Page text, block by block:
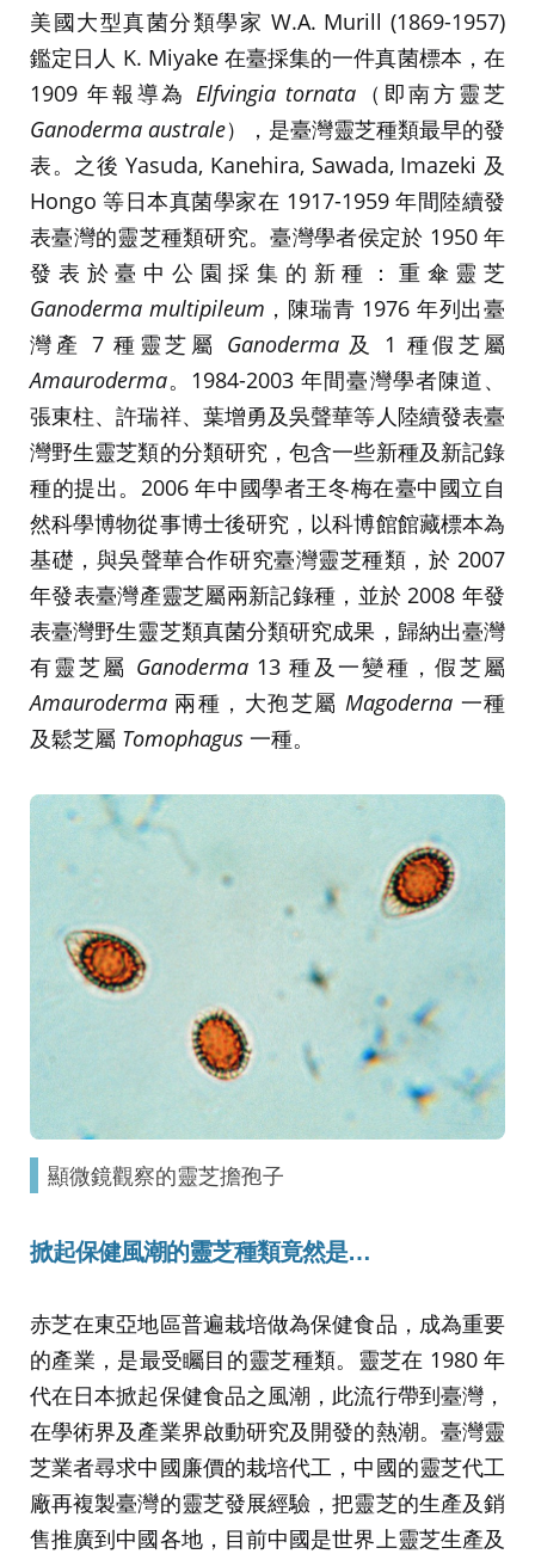
美國大型真菌分類學家 W.A. Murill (1869-1957)
鑑定日人 K. Miyake 在臺採集的一件真菌標本，在
1909 年報導為Elfvingia tornata（即南方靈芝
Ganoderma australe），是臺灣靈芝種類最早的發
表。之後 Yasuda, Kanehira, Sawada, Imazeki 及
Hongo 等日本真菌學家在 1917-1959 年間陸續發
表臺灣的靈芝種類研究。臺灣學者侯定於 1950 年
發表於臺中公園採集的新種：重傘靈芝
Ganoderma multipileum ，陳瑞青 1976 年列出臺
灣產 7 種靈芝屬 Ganoderma及 1 種假芝屬
Amauroderma。1984-2003 年間臺灣學者陳道、
張東柱、許瑞祥、葉增勇及吳聲華等人陸續發表臺
灣野生靈芝類的分類研究，包含一些新種及新記錄
種的提出。2006 年中國學者王冬梅在臺中國立自
然科學博物從事博士後研究，以科博館館藏標本為
基礎，與吳聲華合作研究臺灣靈芝種類，於 2007
年發表臺灣產靈芝屬兩新記錄種，並於 2008 年發
表臺灣野生靈芝類真菌分類研究成果，歸納出臺灣
有靈芝屬 Ganoderma13 種及一變種，假芝屬
Amauroderma 兩種，大孢芝屬Magoderna 一種
及鬆芝屬 Tomophagus 一種。
顯微鏡觀察的靈芝擔孢子
掀起保健風潮的靈芝種類竟然是…
赤芝在東亞地區普遍栽培做為保健食品，成為重要
的產業，是最受矚目的靈芝種類。靈芝在 1980 年
代在日本掀起保健食品之風潮，此流行帶到臺灣，
在學術界及產業界啟動研究及開發的熱潮。臺灣靈
芝業者尋求中國廉價的栽培代工，中國的靈芝代工
廠再複製臺灣的靈芝發展經驗，把靈芝的生產及銷
售推廣到中國各地，目前中國是世界上靈芝生產及